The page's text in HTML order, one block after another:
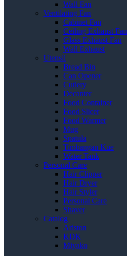
Wall Fan
Ventilating Fan
Cabinet Fan
Ceiling Exhaust Fan
Glass Exhaust Fan
Wall Exhaust
Utensil
Bread Bin
Can Opener
Cutlery
Decanter
Food Container
Food Slicer
Food Warmer
Mug
Spatula
Timbangan Kue
Water Tank
Personal Care
Hair Clipper
Hair Dryer
Hair Styler
Personal Care
Shaver
Catalog
Ariston
KDK
Miyako